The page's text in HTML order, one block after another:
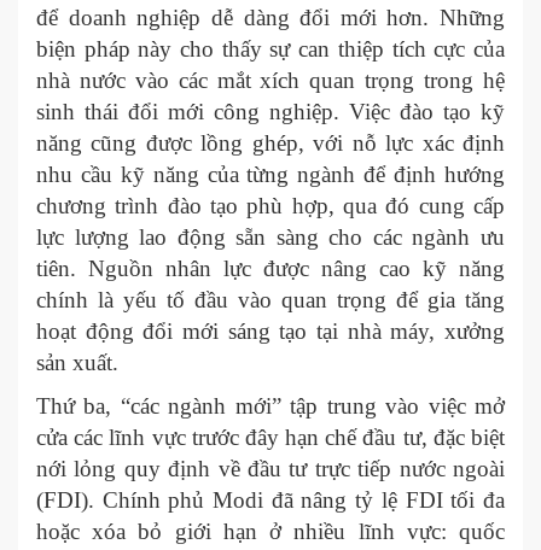
để doanh nghiệp dễ dàng đổi mới hơn. Những
biện pháp này cho thấy sự can thiệp tích cực của
nhà nước vào các mắt xích quan trọng trong hệ
sinh thái đổi mới công nghiệp. Việc đào tạo kỹ
năng cũng được lồng ghép, với nỗ lực xác định
nhu cầu kỹ năng của từng ngành để định hướng
chương trình đào tạo phù hợp, qua đó cung cấp
lực lượng lao động sẵn sàng cho các ngành ưu
tiên. Nguồn nhân lực được nâng cao kỹ năng
chính là yếu tố đầu vào quan trọng để gia tăng
hoạt động đổi mới sáng tạo tại nhà máy, xưởng
sản xuất.
Thứ ba, “các ngành mới” tập trung vào việc mở
cửa các lĩnh vực trước đây hạn chế đầu tư, đặc biệt
nới lỏng quy định về đầu tư trực tiếp nước ngoài
(FDI). Chính phủ Modi đã nâng tỷ lệ FDI tối đa
hoặc xóa bỏ giới hạn ở nhiều lĩnh vực: quốc